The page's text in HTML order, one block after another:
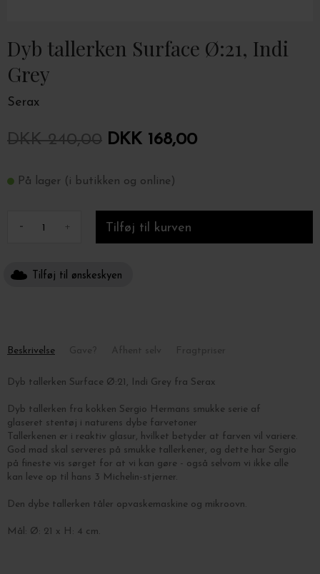
Dyb tallerken Surface Ø:21, Indi
Grey
Serax
DKK 240,00 DKK 168,00
På lager (i butikken og online)
- +
Tilføj til ønskeskyen
Beskrivelse
Dyb tallerken Surface Ø:21, Indi Grey fra Serax
Dyb tallerken fra kokken Sergio Hermans smukke serie af
glaseret stentøj i naturens dybe farvetoner
Tallerkenen er i reaktiv glasur, hvilket betyder at farven vil variere.
God mad skal serveres på smukke tallerkener, og dette har Sergio
på fineste vis sørget for at vi kan gøre - også selvom vi ikke alle
kan leve op til hans 3 Michelin-stjerner.
Den dybe tallerken tåler opvaskemaskine og mikroovn.
Mål: Ø: 21 x H: 4 cm.